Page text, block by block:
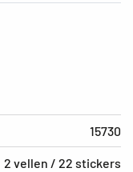
15730
2 vellen / 22 stickers